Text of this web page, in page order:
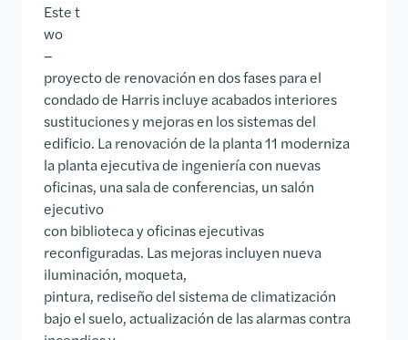
Este t
wo
–
proyecto de renovación en dos fases para el
condado de Harris incluye acabados interiores
sustituciones y mejoras en los sistemas del
edificio. La renovación de la planta 11 moderniza
la planta ejecutiva de ingeniería con nuevas
oficinas, una sala de conferencias, un salón
ejecutivo
con biblioteca y oficinas ejecutivas
reconfiguradas. Las mejoras incluyen nueva
iluminación, moqueta,
pintura, rediseño del sistema de climatización
bajo el suelo, actualización de las alarmas contra